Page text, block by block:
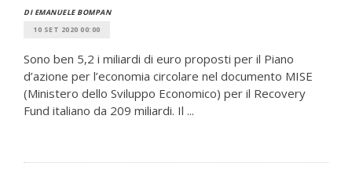
DI EMANUELE BOMPAN
10 SET 2020 00:00
Sono ben 5,2 i miliardi di euro proposti per il Piano
d’azione per l’economia circolare nel documento MISE
(Ministero dello Sviluppo Economico) per il Recovery
Fund italiano da 209 miliardi. Il ...